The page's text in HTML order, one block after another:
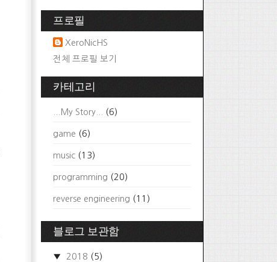
프로필
XeroNicHS
전체 프로필 보기
카테고리
...My Story... (6)
game (6)
music (13)
programming (20)
reverse engineering (11)
블로그 보관함
▼ 2018 (5)